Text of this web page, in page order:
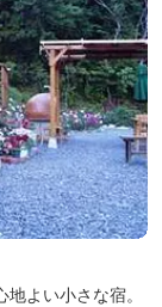
よい小さな宿。